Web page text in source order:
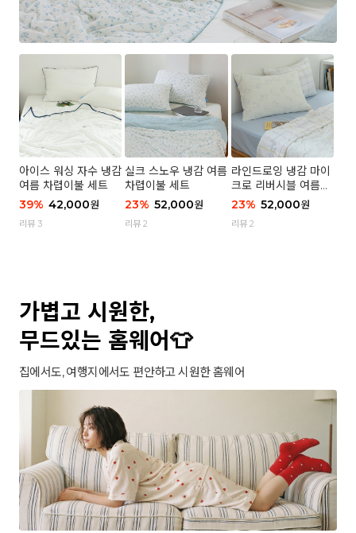
아이스 워싱 자수 냉감
여름 차렵이불 세트
39% 42,000원
리뷰 3
실크 스노우 냉감 여름
차렵이불 세트
23% 52,000원
리뷰 2
라인드로잉 냉감 마이
크로 리버시블 여름이
불 세트
23% 52,000원
리뷰 2
가볍고 시원한,
무드있는 홈웨어👕
집에서도, 여행지에서도 편안하고 시원한 홈웨어